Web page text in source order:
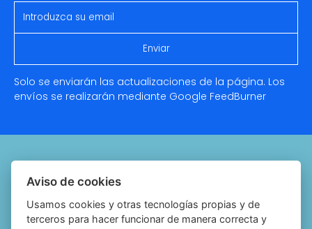
Solo se enviarán las actualizaciones de la página. Los
envíos se realizarán mediante Google FeedBurner
Política de cookies
Aviso de cookies
Usamos cookies y otras tecnologías propias y de
terceros para hacer funcionar de manera correcta y